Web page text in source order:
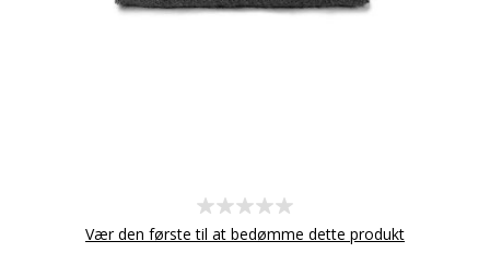
Vær den første til at bedømme dette produkt